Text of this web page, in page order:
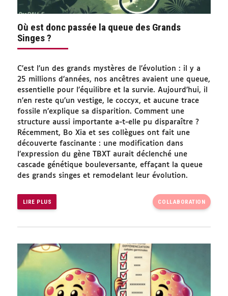
Où est donc passée la queue des Grands
Singes ?
C’est l’un des grands mystères de l’évolution : il y a
25 millions d’années, nos ancêtres avaient une queue,
essentielle pour l’équilibre et la survie. Aujourd’hui, il
n’en reste qu’un vestige, le coccyx, et aucune trace
fossile n’explique sa disparition. Comment une
structure aussi importante a-t-elle pu disparaître ?
Récemment, Bo Xia et ses collègues ont fait une
découverte fascinante : une modification dans
l’expression du gène TBXT aurait déclenché une
cascade génétique bouleversante, effaçant la queue
des grands singes et remodelant leur évolution.
LIRE PLUS COLLABORATION